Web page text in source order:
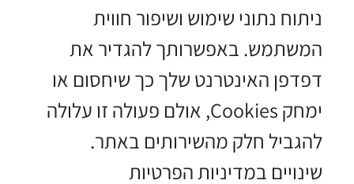
ניתוח נתוני שימוש ושיפור חווית
המשתמש. באפשרותך להגדיר את
דפדפן האינטרנט שלך כך שיחסום או
ימחק Cookies, אולם פעולה זו עלולה
להגביל חלק מהשירותים באתר.
שינויים במדיניות הפרטיות